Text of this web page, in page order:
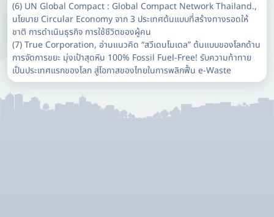
(6) UN Global Compact : Global Compact Network Thailand.,
นโยบาย Circular Economy จาก 3 ประเทศต้นแบบที่สร้างทางรอดให้
ชาติ การดำเนินธุรกิจ การใช้ชีวิตของผู้คน
(7) True Corporation, อ่านแนวคิด “สวีเดนโมเดล” ต้นแบบของโลกด้าน
การจัดการขยะ มุ่งเป้าสุดหิน 100% Fossil Fuel-Free! รับความท้าทาย
เป็นประเทศแรกของโลก สู่โอกาสของไทยในการพลิกฟื้น e-Waste